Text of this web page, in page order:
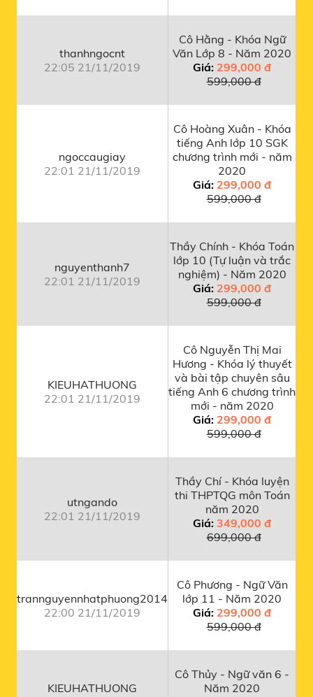
thanhngocnt
22:05 21/11/2019
Cô Hằng - Khóa Ngữ
Văn Lớp 8 - Năm 2020
Giá: 299,000 đ
599,000 đ
ngoccaugiay
22:01 21/11/2019
Cô Hoàng Xuân - Khóa
tiếng Anh lớp 10 SGK
chương trình mới - năm
2020
Giá: 299,000 đ
599,000 đ
nguyenthanh7
22:01 21/11/2019
Thầy Chính - Khóa Toán
lớp 10 (Tự luận và trắc
nghiệm) - Năm 2020
Giá: 299,000 đ
599,000 đ
KIEUHATHUONG
22:01 21/11/2019
Cô Nguyễn Thị Mai
Hương - Khóa lý thuyết
và bài tập chuyên sâu
tiếng Anh 6 chương trình
mới - năm 2020
Giá: 299,000 đ
599,000 đ
utngando
22:01 21/11/2019
Thầy Chí - Khóa luyện
thi THPTQG môn Toán
năm 2020
Giá: 349,000 đ
699,000 đ
trannguyennhatphuong2014
22:00 21/11/2019
Cô Phương - Ngữ Văn
lớp 11 - Năm 2020
Giá: 299,000 đ
599,000 đ
KIEUHATHUONG
Cô Thủy - Ngữ văn 6 -
Năm 2020